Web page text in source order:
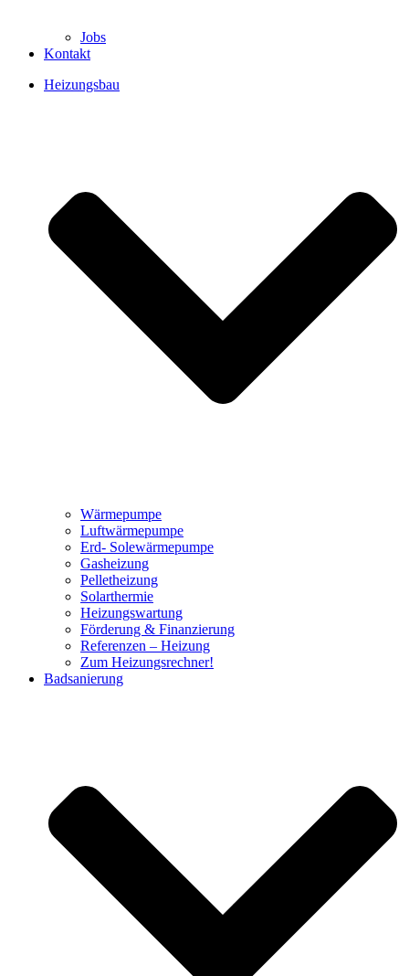
Jobs
Kontakt
Heizungsbau
Wärmepumpe
Luftwärmepumpe
Erd- Solewärmepumpe
Gasheizung
Pelletheizung
Solarthermie
Heizungswartung
Förderung & Finanzierung
Referenzen – Heizung
Zum Heizungsrechner!
Badsanierung